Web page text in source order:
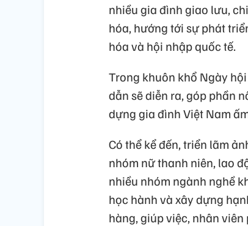
nhiều gia đình giao lưu,
hóa, hướng tới sự phát
hóa và hội nhập quốc tế.
Trong khuôn khổ Ngày
dẫn sẽ diễn ra, góp phần
dựng gia đình Việt Nam
Có thể kể đến, triển lãm
nhóm nữ thanh niên, lao
nhiều nhóm ngành nghề
học hành và xây dựng
hàng, giúp việc, nhân